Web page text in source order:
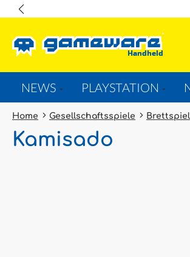
NEWS PLAYSTATION
Home Gesellschaftsspiele
Kamisado